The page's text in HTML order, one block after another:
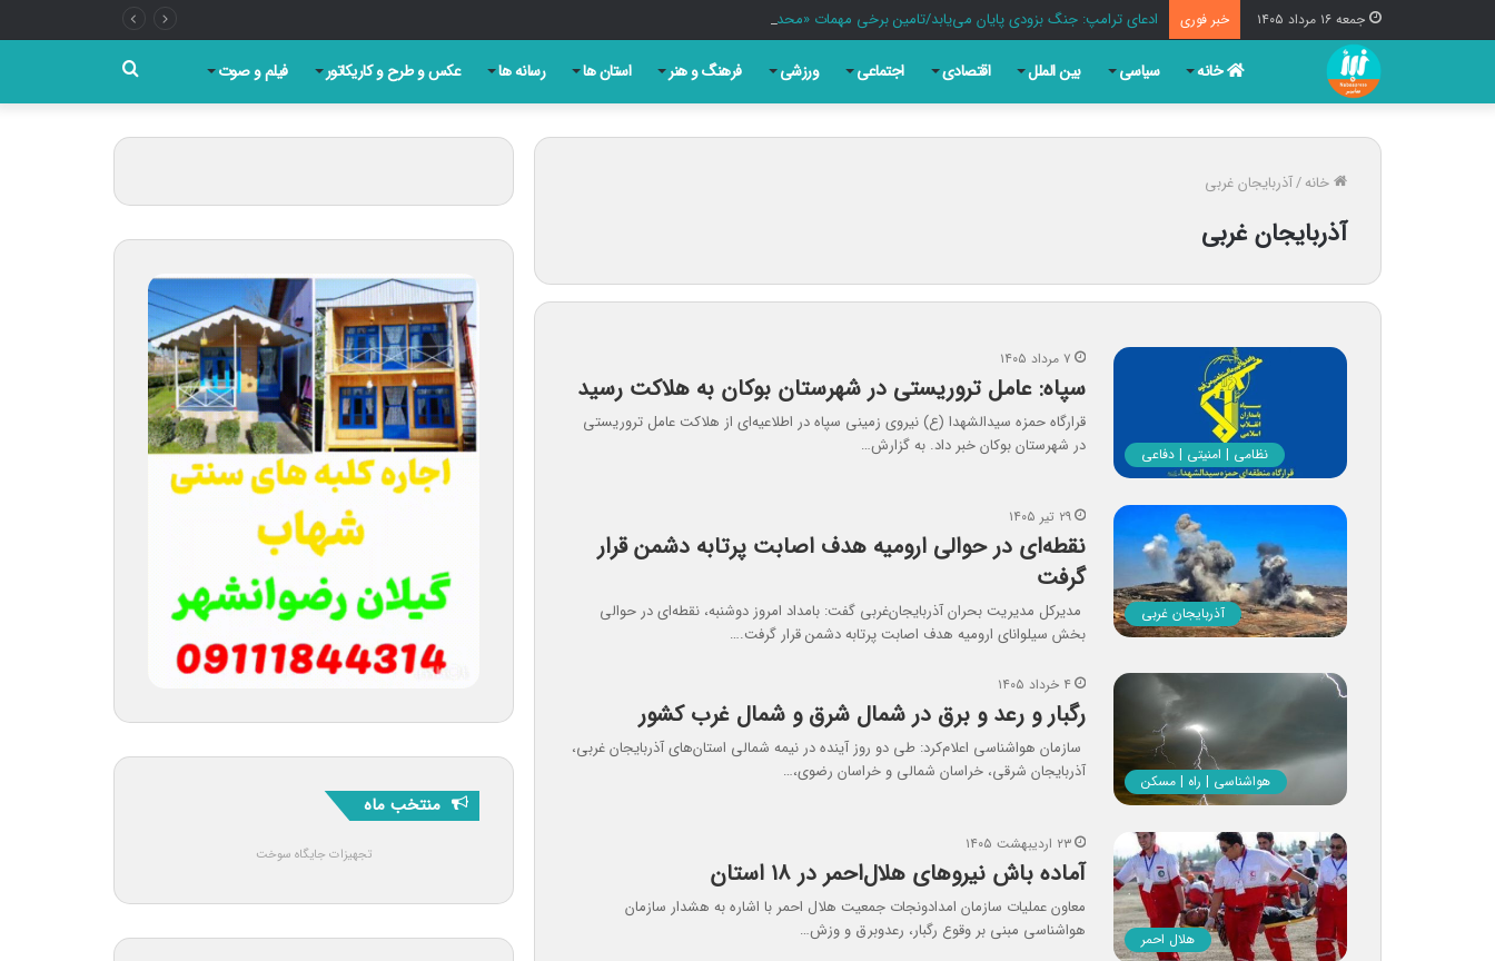
جمعه ۱۶ مرداد ۱۴۰۵ خبر فوری ادعای ترامپ: جنگ بزودی پایان می‌یابد/تامین برخی مهمات «محدودتر» شده است
خانه سیاسی بین الملل اقتصادی اجتماعی ورزشی فرهنگ و هنر استان ها رسانه ها عکس و طرح و کاریکاتور فیلم و صوت
برای
خانه/آذربایجان غربی
آذربایجان غربی
نظامی | امنیتی | دفاعی
۷ مرداد ۱۴۰۵
سپاه: عامل تروریستی در شهرستان بوکان به هلاکت رسید
قرارگاه حمزه سیدالشهدا (ع) نیروی زمینی سپاه در اطلاعیه‌ای از هلاکت عامل تروریستی
در شهرستان بوکان خبر داد. به گزارش…
آذربایجان غربی
۲۹ تیر ۱۴۰۵
نقطه‌ای در حوالی ارومیه هدف اصابت پرتابه دشمن قرار
گرفت
مدیرکل مدیریت بحران آذربایجان‌غربی گفت: بامداد امروز دوشنبه، نقطه‌ای در حوالی
بخش سیلوانای ارومیه هدف اصابت پرتابه دشمن قرار گرفت.…
هواشناسی | راه | مسکن
۴ خرداد ۱۴۰۵
رگبار و رعد و برق در شمال شرق و شمال غرب کشور
سازمان هواشناسی اعلام‌کرد: طی دو روز آینده در نیمه شمالی استان‌های آذربایجان غربی،
آذربایجان شرقی، خراسان شمالی و خراسان رضوی،…
هلال احمر
۲۳ اردیبهشت ۱۴۰۵
آماده‌ باش نیروهای هلال‌احمر در ۱۸ استان
معاون عملیات سازمان امدادونجات جمعیت هلال احمر با اشاره به هشدار سازمان
هواشناسی مبنی بر وقوع رگبار، رعدوبرق و وزش…
منتخب ماه
تجهیزات جایگاه سوخت